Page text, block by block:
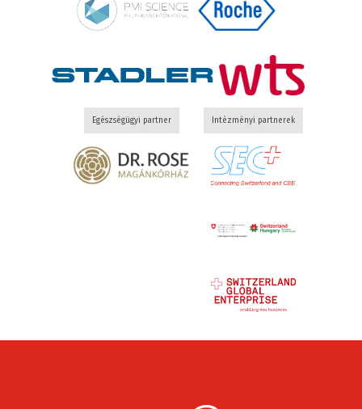
Egészségügyi partner Intézményi partnerek